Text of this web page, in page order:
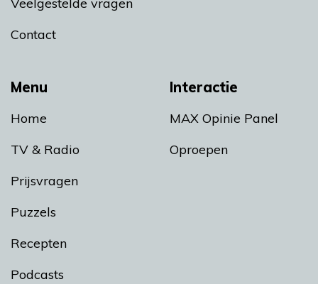
Menu
Home
TV & Radio
Prijsvragen
Puzzels
Recepten
Podcasts
Interactie
MAX Opinie Panel
Oproepen
Contact